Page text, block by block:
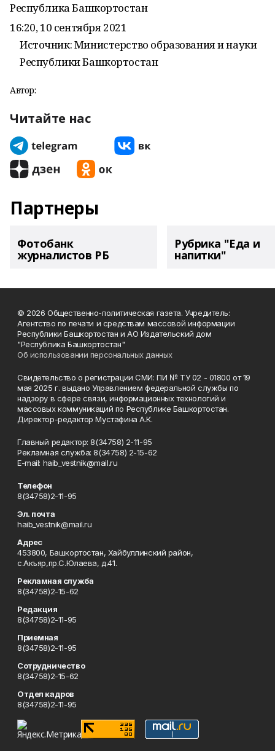
Республика Башкортостан
16:20, 10 сентября 2021
Источник: Министерство образования и науки
Республики Башкортостан
Автор:
Читайте нас
Партнеры
Фотобанк
журналистов РБ
Рубрика "Еда и
напитки"
© 2026 Общественно-политическая газета. Учредитель:
Агентство по печати и средствам массовой информации
Республики Башкортостан и АО Издательский дом
"Республика Башкортостан"
Об использовании персональных данных
Свидетельство о регистрации СМИ: ПИ № ТУ 02 - 01800 от 19
мая 2025 г. выдано Управлением федеральной службы по
надзору в сфере связи, информационных технологий и
массовых коммуникаций по Республике Башкортостан.
Директор-редактор Мустафина А.К.
Главный редактор: 8(34758) 2-11-95
Рекламная служба: 8(34758) 2-15-62
Е-mаil: haib_vestnik@mail.ru
Телефон
8(34758)2-11-95
Эл. почта
haib_vestnik@mail.ru
Адрес
453800, Башкортостан, Хайбуллинский район,
с.Акъяр,пр.С.Юлаева, д.41.
Рекламная служба
8(34758)2-15-62
Редакция
8(34758)2-11-95
Приемная
8(34758)2-11-95
Сотрудничество
8(34758)2-15-62
Отдел кадров
8(34758)2-11-95